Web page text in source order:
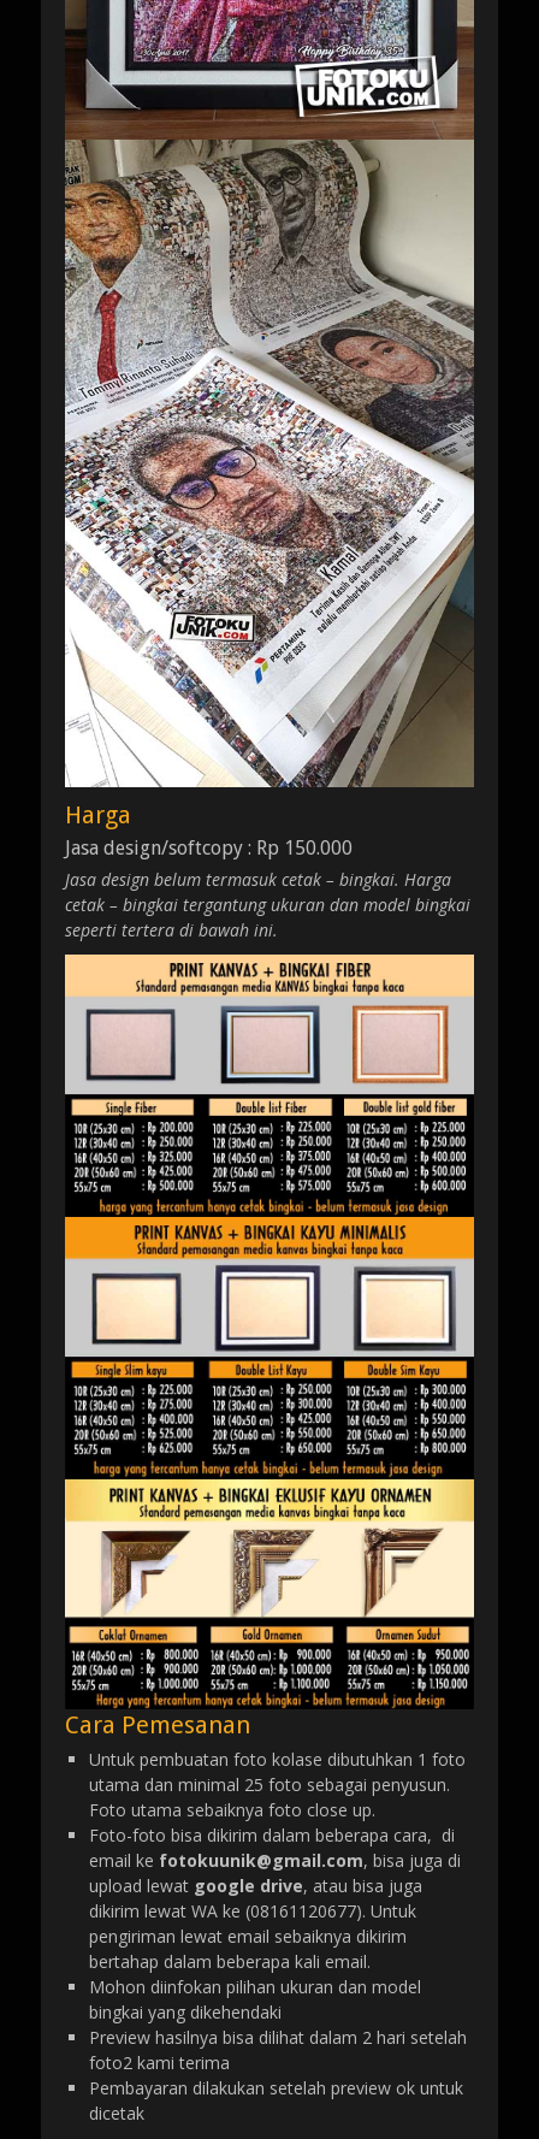
Harga
Jasa design/softcopy : Rp 150.000
Jasa design belum termasuk cetak – bingkai. Harga
cetak – bingkai tergantung ukuran dan model bingkai
seperti tertera di bawah ini.
Cara Pemesanan
Untuk pembuatan foto kolase dibutuhkan 1 foto
utama dan minimal 25 foto sebagai penyusun.
Foto utama sebaiknya foto close up.
Foto-foto bisa dikirim dalam beberapa cara, di
email ke fotokuunik@gmail.com, bisa juga di
upload lewat google drive, atau bisa juga
dikirim lewat WA ke (08161120677). Untuk
pengiriman lewat email sebaiknya dikirim
bertahap dalam beberapa kali email.
Mohon diinfokan pilihan ukuran dan model
bingkai yang dikehendaki
Preview hasilnya bisa dilihat dalam 2 hari setelah
foto2 kami terima
Pembayaran dilakukan setelah preview ok untuk
dicetak